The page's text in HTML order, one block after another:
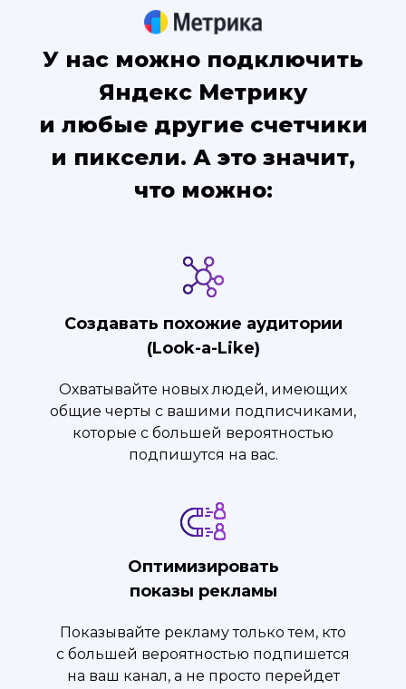
У нас можно подключить
Яндекс Метрику
и любые другие счетчики
и пиксели. А это значит,
что можно:
Создавать похожие аудитории
(Look-a-Like)
Охватывайте новых людей, имеющих
общие черты с вашими подписчиками,
которые с большей вероятностью
подпишутся на вас.
Оптимизировать
показы рекламы
Показывайте рекламу только тем, кто
с большей вероятностью подпишется
на ваш канал, а не просто перейдет